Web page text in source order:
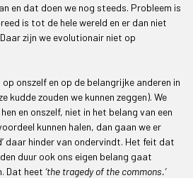
en dat doen we nog steeds. Probleem is
is tot de hele wereld en er dan niet
Daar zijn we evolutionair niet op
onszelf en op de belangrijke anderen in
kudde zouden we kunnen zeggen). We
en onszelf, niet in het belang van een
kunnen halen, dan gaan we er
daar hinder van ondervindt. Het feit dat
duur ook ons eigen belang gaat
Dat heet ‘the tragedy of the commons.’